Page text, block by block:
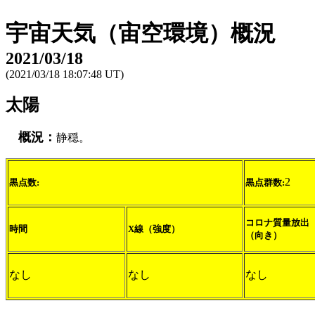
宇宙天気（宙空環境）概況
2021/03/18
(2021/03/18 18:07:48 UT)
太陽
概況： 静穏。
黒点数: 黒点群数:2
時間 X線（強度）
コロナ質量放出
（向き）
なし なし なし